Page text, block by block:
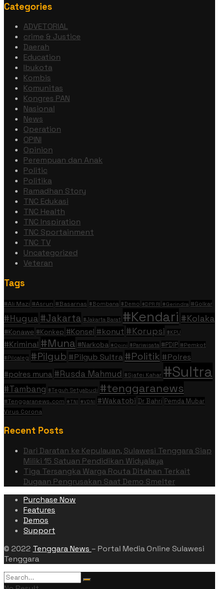
Categories
ADVETORIAL
crime & Justice
Daerah
Education
Ibukota
Kombis
Komunitas
Kongres PAN
Nasional
News
Operation
OPINI
Opinion
Perempuan dan Anak
Politic
Politika
Ramadhan Story
TNC Edukasi
TNC Health
TNC Inspiration
TNC Sportainment
TNC TV
Uncategorized
Veteran
Tags
#Ali Mazi #Asrun #Basarnas #Bombana #Demo #DPR RI #Gerindra #Golkar
#Hugua #Jakarta #Jakarta Barat #Kendari #Kolaka
#Konawe #Konkep #Konsel #konut #Korupsi #KPU
#Kriminal #Muna #Narkoba #Opini #Pariwisata #PDIP #Pemkot
#Pilcaleg #Pilgub #Pilgub Sultra #Politik #Polres
#polres muna #Rusda Mahmud #Sjafei Kahar #Sultra
#Tambang #Teguh Setyabudi #tenggaranews
#Tenggaranews.com #TNI #VDNI #Wakatobi Dr Bahri Pemda Mubar
Virus Corona
Recent Posts
Dari Daratan ke Kepulauan, Sulawesi Tenggara Siap
Miliki 15 Satuan Pendidikan Widyalaya
Tiga Tersangka Warga Routa Ditahan Terkait
Dugaan Pengrusakan Saat Demo Smelter
Purchase Now
Features
Demos
Support
© 2022 Tenggara News – Portal Media Online Sulawesi
Tenggara